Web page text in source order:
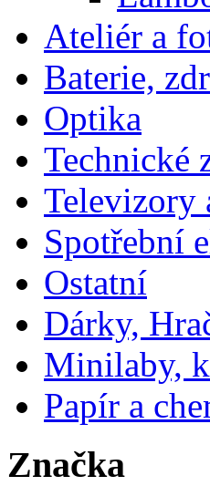
Ateliér a
Baterie,
Optika
Technické
Televizory
Spotřební
Ostatní
Dárky,
Minilaby,
Papír a
Značka